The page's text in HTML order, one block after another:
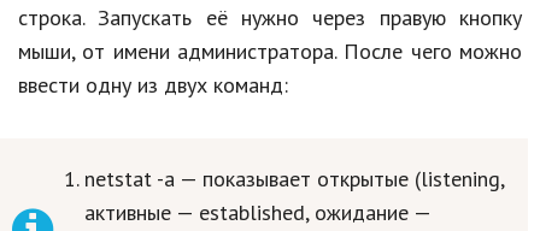
строка. Запускать её нужно через правую кнопку
мыши, от имени администратора. После чего можно
ввести одну из двух команд:
netstat -a — показывает открытые (listening,
активные — established, ожидание —